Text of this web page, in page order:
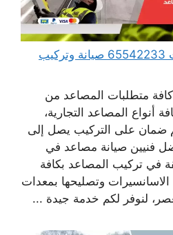
صيانة مصاعد في الكويت 65542233 صيانة وتركيب
متطلبات المصاعد من
أنواع المصاعد التجارية،
ضمان على التركيب يصل إلى
فنيين صيانة مصاعد في
في تركيب المصاعد بكافة
الاسانسيرات وتصليحها بمعدات
لنوفر لكم خدمة جيدة ...